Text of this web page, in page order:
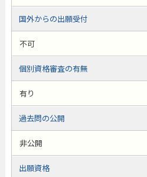
国外からの出願受付
不可
個別資格審査の有無
有り
過去問の公開
非公開
出願資格